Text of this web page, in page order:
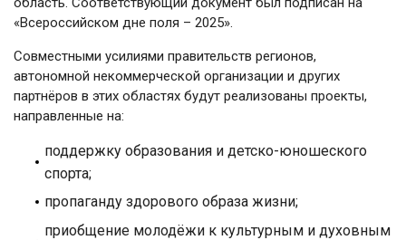
«Всероссийском дне поля – 2025».
Совместными усилиями правительств регионов,
автономной некоммерческой организации и других
партнёров в этих областях будут реализованы проекты,
направленные на:
поддержку образования и детско-юношеского
спорта;
пропаганду здорового образа жизни;
приобщение молодёжи к культурным и духовным